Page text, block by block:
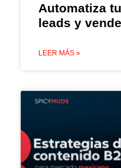
Automatiza
leads y
LEER MÁS »